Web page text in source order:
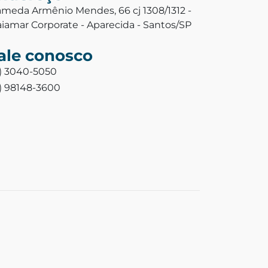
Armênio Mendes, 66 cj 1308/1312 -
Corporate - Aparecida - Santos/SP
conosco
3040-5050
98148-3600